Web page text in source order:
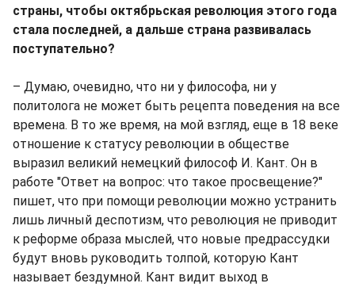
страны, чтобы октябрьская революция этого года
стала последней, а дальше страна развивалась
поступательно?
– Думаю, очевидно, что ни у философа, ни у
политолога не может быть рецепта поведения на все
времена. В то же время, на мой взгляд, еще в 18 веке
отношение к статусу революции в обществе
выразил великий немецкий философ И. Кант. Он в
работе "Ответ на вопрос: что такое просвещение?"
пишет, что при помощи революции можно устранить
лишь личный деспотизм, что революция не приводит
к реформе образа мыслей, что новые предрассудки
будут вновь руководить толпой, которую Кант
называет бездумной. Кант видит выход в